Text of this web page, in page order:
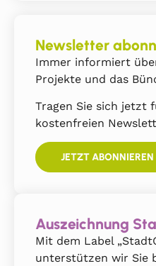
Newsletter
Immer informiert
Projekte und das
Tragen Sie sich jetzt
kostenfreien
JETZT ABONNIEREN
Auszeichnung
Mit dem Label
unterstützen wir Sie